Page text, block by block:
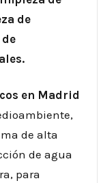
de
en Madrid
de alta
de agua
para